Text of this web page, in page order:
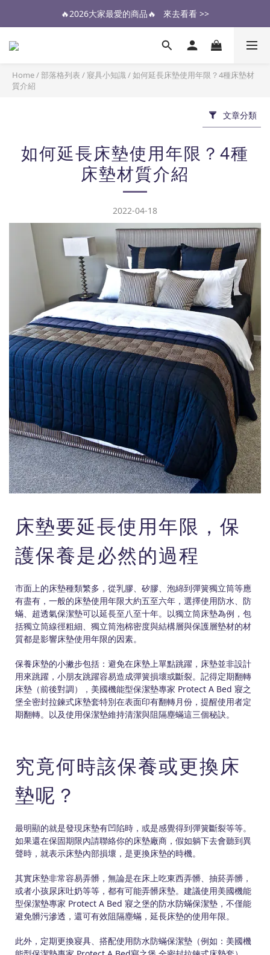
醫生也推薦的專業保潔墊，來去看看 >>
🔥2026大家最愛的商品🔥   來去看看 >>
醫生也推薦的專業保潔墊，來去看看 >>
Home/部落格列表 /寢具小知識/如何延長床墊使用年限？4種床墊材
質介紹
文章分類
如何延長床墊使用年限？4種
床墊材質介紹
2022-04-18
床墊要延長使用年限，保
護保養是必然的過程
市面上的床墊種類繁多，從乳膠、矽膠、泡綿到彈簧獨立筒等應
有盡有，一般的床墊使用年限大約五至六年，選擇使用防水、防
蟎、超透氣保潔墊可以延長至八至十年。以獨立筒床墊為例，包
括獨立筒線徑粗細、獨立筒泡棉密度與結構層與保護層墊材的材
質都是影響床墊使用年限的因素。
保養床墊的小撇步包括：避免在床墊上單點跳躍，床墊並非設計
用來跳躍，小朋友跳躍容易造成彈簧損壞或斷裂。記得定期翻轉
床墊（前後對調），美國機能型保潔墊專家 Protect A Bed 寢之
堡全密封拉鍊式床墊套特別在表面印有翻轉月份，提醒使用者定
期翻轉。以及使用保潔墊維持清潔與阻隔塵蟎這三個秘訣。
究竟何時該保養或更換床
墊呢？
最明顯的就是發現床墊有凹陷時，或是感覺得到彈簧斷裂等等。
如果還在保固期限內請聯絡你的床墊廠商，假如躺下去會聽到異
聲時，就表示床墊內部損壞，是更換床墊的時機。
其實床墊非常容易弄髒，無論是在床上吃東西弄髒、抽菸弄髒，
或者小孩尿床吐奶等等，都有可能弄髒床墊。建議使用美國機能
型保潔墊專家 Protect A Bed 寢之堡的防水防蟎保潔墊，不僅能
避免髒污滲透，還可有效阻隔塵蟎，延長床墊的使用年限。
此外，定期更換寢具、搭配使用防水防蟎保潔墊（例如：美國機